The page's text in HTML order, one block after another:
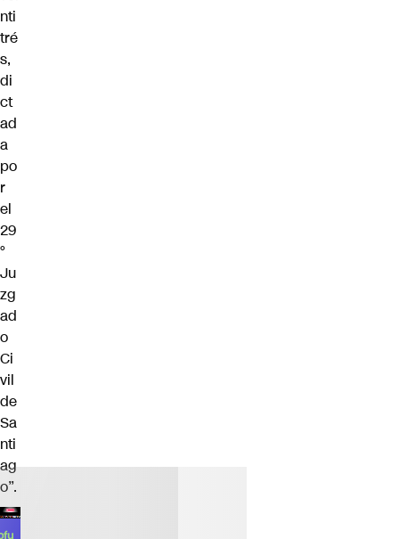
nti
tré
s,
di
ct
ad
a
po
r
el
29
°
Ju
zg
ad
o
Ci
vil
de
Sa
nti
ag
o”.